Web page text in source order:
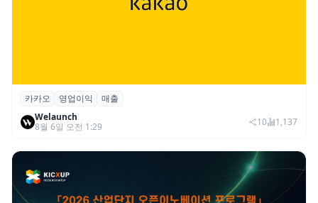
카카오, 2026년 2분기 매출 2조985억·영업
이익 2770억…역대 분기 최대
카카오 영업이익
매출
Welaunch
8월 6일 오전 1:29
10 1,137